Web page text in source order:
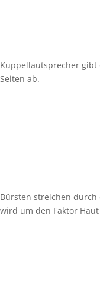
Kuppellautsprecher gibt
Seiten ab.
Bürsten streichen durch
wird um den Faktor